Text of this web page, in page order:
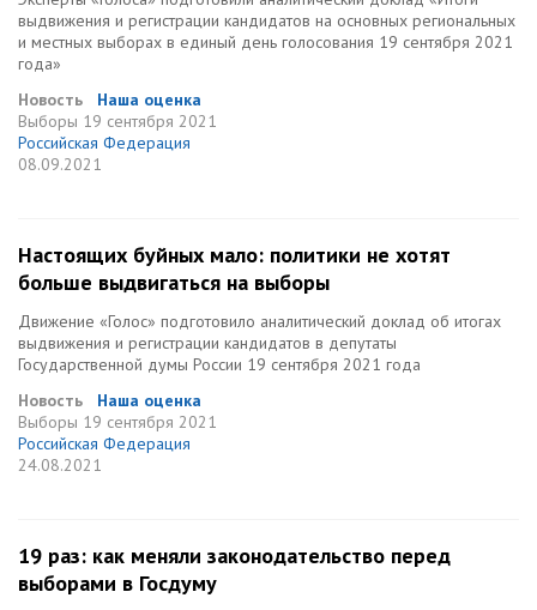
выдвижения и регистрации кандидатов на основных региональных
и местных выборах в единый день голосования 19 сентября 2021
года»
Новость
Наша оценка
Выборы 19 сентября 2021
Российская Федерация
08.09.2021
Настоящих буйных мало: политики не хотят
больше выдвигаться на выборы
Движение «Голос» подготовило аналитический доклад об итогах
выдвижения и регистрации кандидатов в депутаты
Государственной думы России 19 сентября 2021 года
Новость
Наша оценка
Выборы 19 сентября 2021
Российская Федерация
24.08.2021
19 раз: как меняли законодательство перед
выборами в Госдуму